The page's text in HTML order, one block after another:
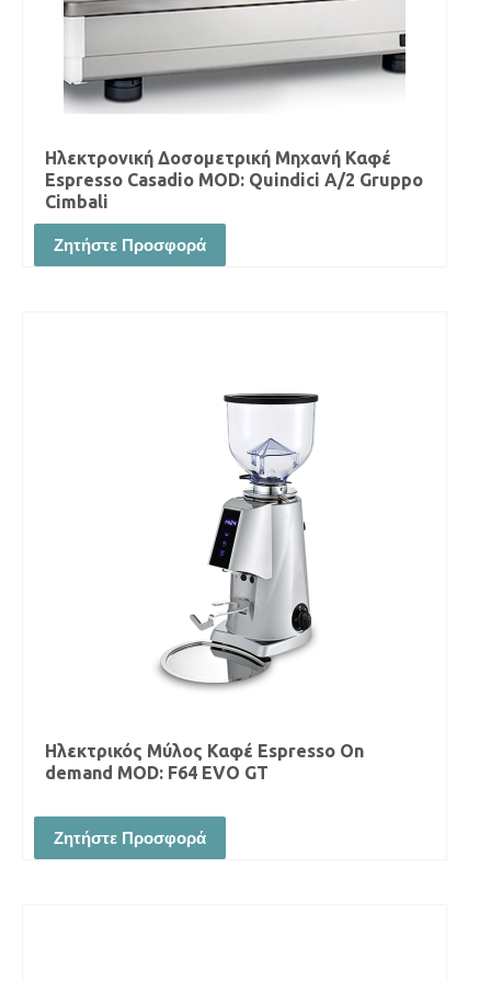
Ηλεκτρονική Δοσομετρική Μηχανή Καφέ
Espresso Casadio MOD: Quindici A/2 Gruppo
Cimbali
Ζητήστε Προσφορά
Ηλεκτρικός Μύλος Καφέ Espresso On
demand MOD: F64 EVO GT
Ζητήστε Προσφορά